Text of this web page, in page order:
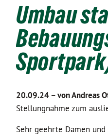
Umbau
20.09.24 –von Andreas
Stellungnahme zum
Sehr geehrte Damen und